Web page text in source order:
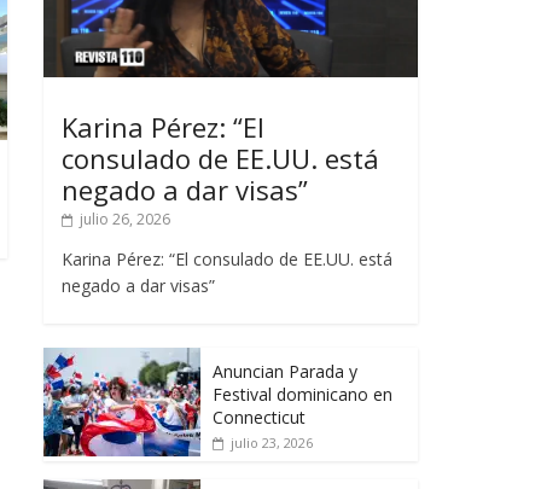
Karina Pérez: “El
consulado de EE.UU. está
negado a dar visas”
julio 26, 2026
Karina Pérez: “El consulado de EE.UU. está
negado a dar visas”
Anuncian Parada y
Festival dominicano en
Connecticut
julio 23, 2026